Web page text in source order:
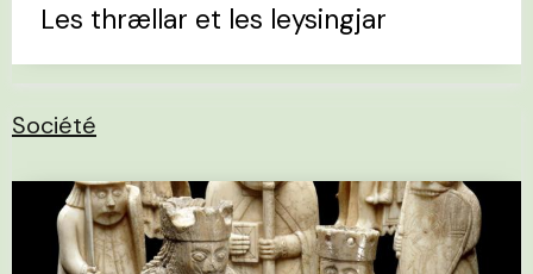
Les thrællar et les leysingjar
Société